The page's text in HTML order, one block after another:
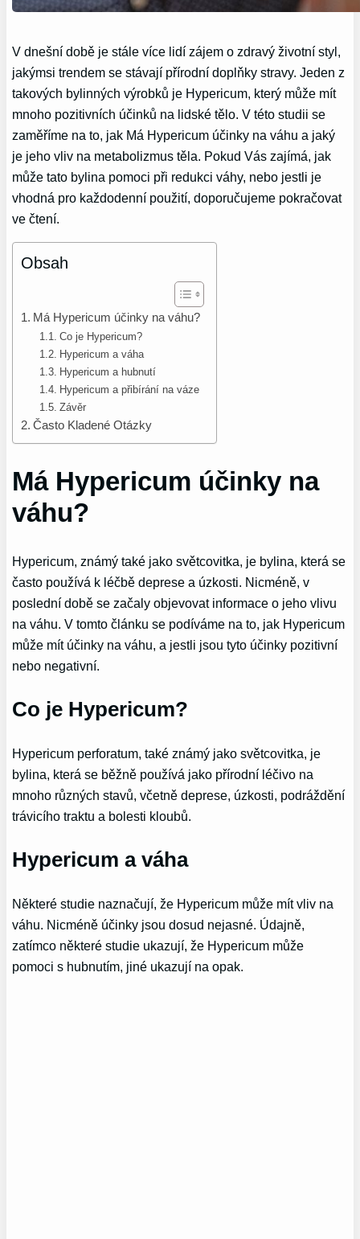
V dnešní době je stále více lidí zájem o zdravý životní styl,
jakýmsi trendem se stávají přírodní doplňky stravy. Jeden z
takových bylinných výrobků je Hypericum, který může mít
mnoho pozitivních účinků na lidské tělo. V této studii se
zaměříme na to, jak Má Hypericum účinky na váhu a jaký
je jeho vliv na metabolizmus těla. Pokud Vás zajímá, jak
může tato bylina pomoci při redukci váhy, nebo jestli je
vhodná pro každodenní použití, doporučujeme pokračovat
ve čtení.
Obsah
Má Hypericum účinky na váhu?
Co je Hypericum?
Hypericum a váha
Hypericum a hubnutí
Hypericum a přibírání na váze
Závěr
Často Kladené Otázky
Má Hypericum účinky na
váhu?
Hypericum, známý také jako světcovitka, je bylina, která se
často používá k léčbě deprese a úzkosti. Nicméně, v
poslední době se začaly objevovat informace o jeho vlivu
na váhu. V tomto článku se podíváme na to, jak Hypericum
může mít účinky na váhu, a jestli jsou tyto účinky pozitivní
nebo negativní.
Co je Hypericum?
Hypericum perforatum, také známý jako světcovitka, je
bylina, která se běžně používá jako přírodní léčivo na
mnoho různých stavů, včetně deprese, úzkosti, podráždění
trávicího traktu a bolesti kloubů.
Hypericum a váha
Některé studie naznačují, že Hypericum může mít vliv na
váhu. Nicméně účinky jsou dosud nejasné. Údajně,
zatímco některé studie ukazují, že Hypericum může
pomoci s hubnutím, jiné ukazují na opak.